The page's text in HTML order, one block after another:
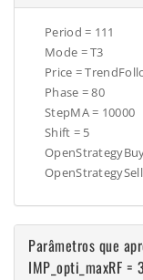
Period = 111
Mode = T3
Price =
Phase = 80
StepMA = 10000
Shift = 5
Parâmetros que
IMP_opti_maxRF =